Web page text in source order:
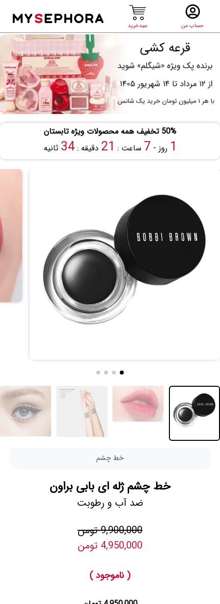
حساب من سبدخرید
MYSEPHORA
50% تخفیف همه محصولات ویژه تابستان
1 روز - 7 ساعت : 21 دقیقه :34 ثانیه
خط چشم
خط چشم ژله ای بابی براون
ضد آب و رطوبت
9,900,000 تومن
4,950,000 تومن
( ناموجود )